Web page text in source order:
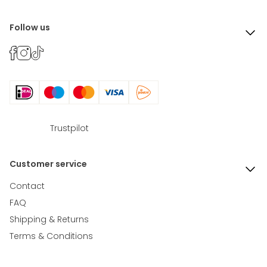
Follow us
Trustpilot
Customer service
Contact
FAQ
Shipping & Returns
Terms & Conditions